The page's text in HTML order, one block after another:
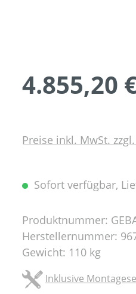
4.855,20
Preise inkl. MwSt.
Sofort verfügbar,
Produktnummer:
Herstellernummer:
Gewicht: 110 kg
Inklusive